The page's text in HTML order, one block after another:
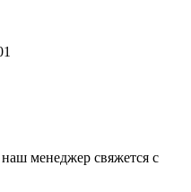
менеджер свяжется с